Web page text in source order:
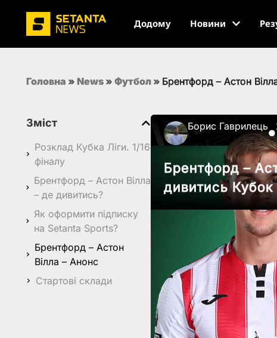
Додому Новини
Головна » News » Футбол » Брентфорд – Астон
Зміст
Розклад Кубка Ліги. 1/16
фіналу
Брентфорд – Астон Вілла
– де дивитись?
Як оформити підписку
на Setanta Sports?
Брентфорд – Астон
Вілла – Анонс
Стартові склади
Борис Гаврилець
●
Брентфорд –
дивитись Кубок